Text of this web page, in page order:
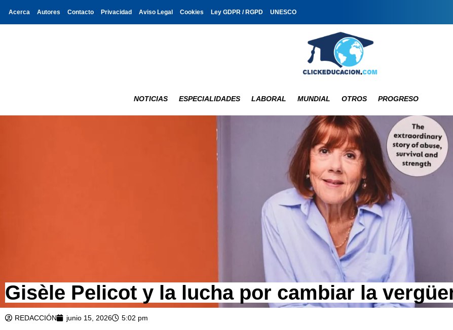
Acerca Autores Contacto Privacidad Aviso Legal Cookies Ley GDPR / RGPD UNESCO
NOTICIAS ESPECIALIDADES LABORAL MUNDIAL OTROS PROGRESO
Gisèle Pelicot y la lucha por cambiar la
REDACCIÓN junio 15, 2026 5:02 pm